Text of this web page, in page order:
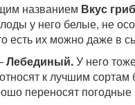
названием Вкус
у него белые, не
есть их можно даже в
Лебединый.У него
к лучшим
переносят